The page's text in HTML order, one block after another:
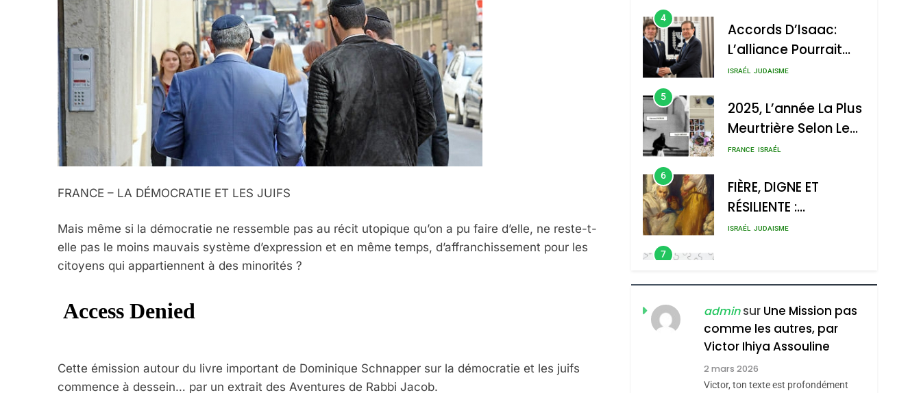
FRANCE – LA DÉMOCRATIE ET LES JUIFS
Mais même si la démocratie ne ressemble pas au récit utopique qu’on a pu faire d’elle, ne reste-t-
elle pas le moins mauvais système d’expression et en même temps, d’affranchissement pour les
citoyens qui appartiennent à des minorités ?
Cette émission autour du livre important de Dominique Schnapper sur la démocratie et les juifs
commence à dessein… par un extrait des Aventures de Rabbi Jacob.
4
Accords D’Isaac:
L’alliance Pourrait
S’étendre À 13 Pays
ISRAÉL JUDAISME
5
2025, L’année La Plus
Meurtrière Selon Le
Rapport D’ADL
L’antisémitisme
FRANCE ISRAÉL
6
FIÈRE, DIGNE ET
RÉSILIENTE :
POURQUOI JE
Zrihen-Dvir
ISRAÉL JUDAISME
7
MANQUE – Jacques
Hadida
JUDAISME
Maroc : Les Amandes
De Tafraout, Le Miel
De Tadla Azilal
DAFINA MAROC
adminsur Une Mission pas
comme les autres, par
Victor Ihiya Assouline
2 mars 2026
Victor, ton texte est profondément
5
2025, L’année La Plus Meurtrière Selon Le Rapport D’ADL Contre L’antisémitisme